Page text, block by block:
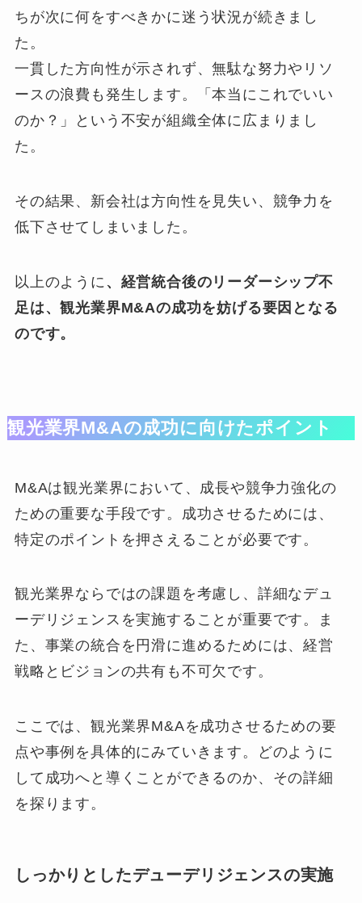
ちが次に何をすべきかに迷う状況が続きまし
た。
一貫した方向性が示されず、無駄な努力やリソ
ースの浪費も発生します。「本当にこれでいい
のか？」という不安が組織全体に広まりまし
た。
その結果、新会社は方向性を見失い、競争力を
低下させてしまいました。
以上のように 、経営統合後のリーダーシップ不
足は、観光業界M&Aの成功を妨げる要因となる
のです。
観光業界M&Aの成功に向けたポイント
M&Aは観光業界において、成長や競争力強化の
ための重要な手段です。成功させるためには、
特定のポイントを押さえることが必要です。
観光業界ならではの課題を考慮し、詳細なデュ
ーデリジェンスを実施することが重要です。ま
た、事業の統合を円滑に進めるためには、経営
戦略とビジョンの共有も不可欠です。
ここでは、観光業界M&Aを成功させるための要
点や事例を具体的にみていきます。どのように
して成功へと導くことができるのか、その詳細
を探ります。
しっかりとしたデューデリジェンスの実施